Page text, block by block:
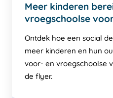
Meer kinderen
vroegschoolse
Ontdek hoe een social
meer kinderen en hun
voor- en vroegschoolse
de flyer.